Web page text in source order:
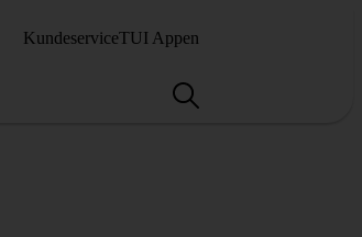
KundeserviceTUI Appen